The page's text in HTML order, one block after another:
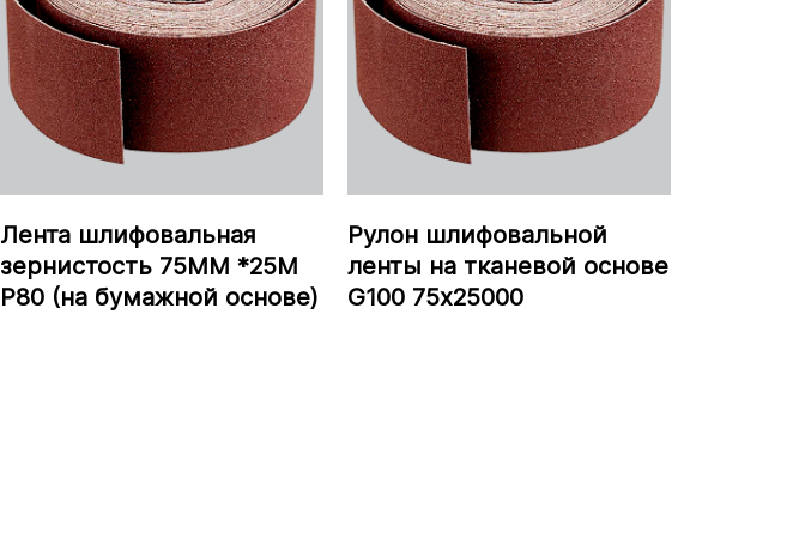
Лента шлифовальная
зернистость 75ММ *25М
P80 (на бумажной основе)
Рулон шлифовальной
ленты на тканевой основе
G100 75х25000